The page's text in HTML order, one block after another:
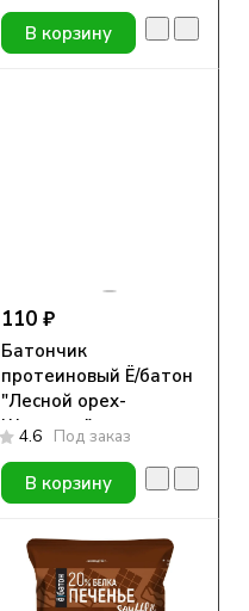
В корзину
110 ₽
Батончик
протеиновый Ё/батон
"Лесной орех-
Шоколад" в
шоколадной глазури
40гр
4.6 Под заказ
В корзину